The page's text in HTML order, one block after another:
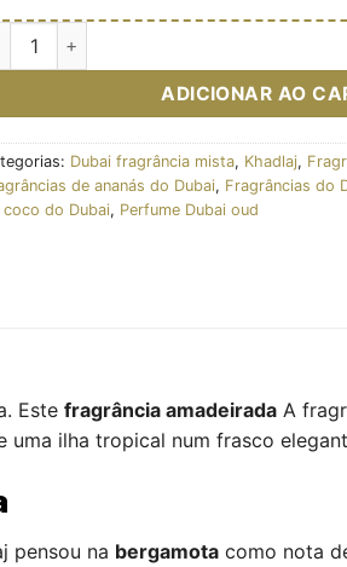
de Island - Extrait de parfum
ADICIONAR AO
Dubai fragrância mista, Khadlaj,
de ananás do Dubai, Fragrâncias do
coco do Dubai, Perfume Dubai oud
Este fragrância amadeirada A
ilha tropical num frasco
pensou na bergamota como nota